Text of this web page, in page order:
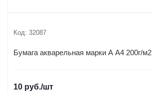
Код: 32087
Бумага акварельная марки А А4 200г/м2
10 руб./шт